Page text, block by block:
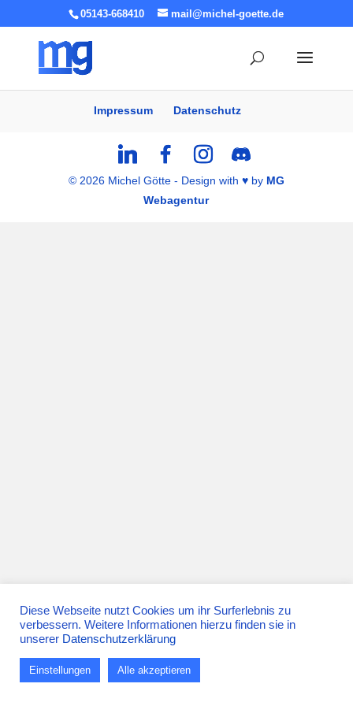
05143-668410 mail@michel-goette.de
Impressum Datenschutz
© 2026 Michel Götte - Design with ♥ by MG
Webagentur
Diese Webseite nutzt Cookies um ihr Surferlebnis zu
verbessern. Weitere Informationen hierzu finden sie in
unserer Datenschutzerklärung
Einstellungen Alle akzeptieren